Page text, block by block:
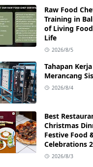
Raw Food
Training in
of Living
Life
2026/8/5
Tahapan
Merancang
2026/8/4
Best
Christmas
Festive Food
Celebrations
2026/8/3